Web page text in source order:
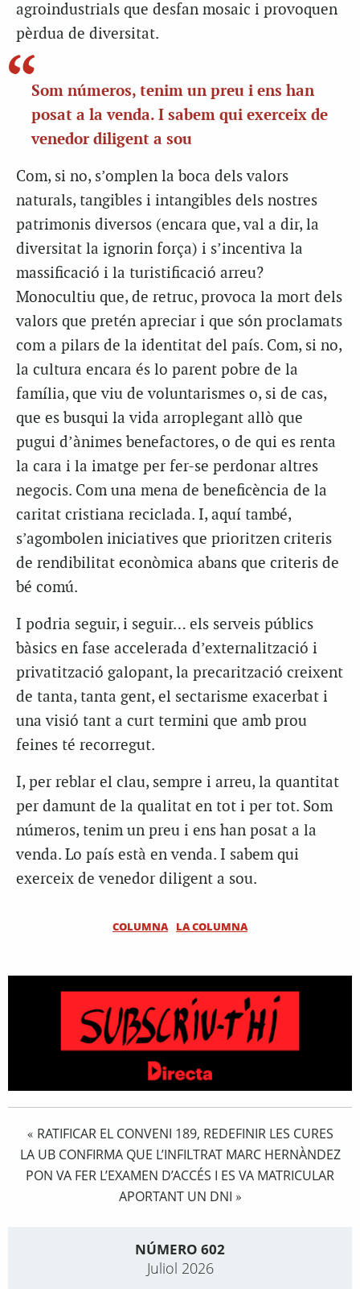
agroindustrials que desfan mosaic i provoquen
pèrdua de diversitat.
Som números, tenim un preu i ens han
posat a la venda. I sabem qui exerceix de
venedor diligent a sou
Com, si no, s’omplen la boca dels valors
naturals, tangibles i intangibles dels nostres
patrimonis diversos (encara que, val a dir, la
diversitat la ignorin força) i s’incentiva la
massificació i la turistificació arreu?
Monocultiu que, de retruc, provoca la mort dels
valors que pretén apreciar i que són proclamats
com a pilars de la identitat del país. Com, si no,
la cultura encara és lo parent pobre de la
família, que viu de voluntarismes o, si de cas,
que es busqui la vida arroplegant allò que
pugui d’ànimes benefactores, o de qui es renta
la cara i la imatge per fer-se perdonar altres
negocis. Com una mena de beneficència de la
caritat cristiana reciclada. I, aquí també,
s’agombolen iniciatives que prioritzen criteris
de rendibilitat econòmica abans que criteris de
bé comú.
I podria seguir, i seguir… els serveis públics
bàsics en fase accelerada d’externalització i
privatització galopant, la precarització creixent
de tanta, tanta gent, el sectarisme exacerbat i
una visió tant a curt termini que amb prou
feines té recorregut.
I, per reblar el clau, sempre i arreu, la quantitat
per damunt de la qualitat en tot i per tot. Som
números, tenim un preu i ens han posat a la
venda. Lo país està en venda. I sabem qui
exerceix de venedor diligent a sou.
COLUMNA LA COLUMNA
« RATIFICAR EL CONVENI 189, REDEFINIR LES CURES
LA UB CONFIRMA QUE L’INFILTRAT MARC HERNÀNDEZ
PON VA FER L’EXAMEN D’ACCÉS I ES VA MATRICULAR
APORTANT UN DNI »
NÚMERO 602
Juliol 2026